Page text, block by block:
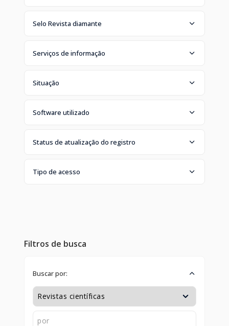
Selo Revista diamante
Serviços de informação
Situação
Software utilizado
Status de atualização do registro
Tipo de acesso
Filtros de busca
Buscar por: